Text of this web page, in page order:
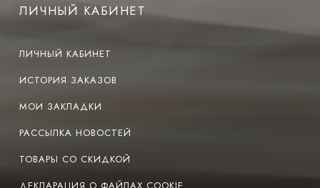
ЛИЧНЫЙ КАБИНЕТ
ЛИЧНЫЙ КАБИНЕТ
ИСТОРИЯ ЗАКАЗОВ
МОИ ЗАКЛАДКИ
РАССЫЛКА НОВОСТЕЙ
ТОВАРЫ СО СКИДКОЙ